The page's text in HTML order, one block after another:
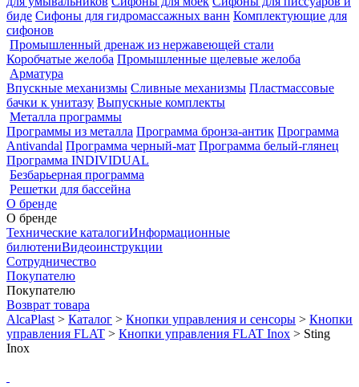
биде Сифоны для гидромассажных ванн Комплектующие для
сифонов
Промышленный дренаж из нержавеющей стали
Коробчатые желоба Промышленные щелевые желоба
Арматура
Впускные механизмы Сливные механизмы Пластмассовые
бачки к унитазу Выпускные комплекты
Металла программы
Программы из металла Программа бронза-антик Программа
Antivandal Программа черный-мат Программа белый-глянец
Программа INDIVIDUAL
Безбарьерная программа
Решетки для бассейна
О бренде
О бренде
Технические каталогиИнформационные
билютениВидеоинструкции
Сотрудничество
Покупателю
Покупателю
Возврат товара
AlcaPlast > Каталог > Кнопки управления и сенсоры > Кнопки
управления FLAT > Кнопки управления FLAT Inox > Sting
Inox